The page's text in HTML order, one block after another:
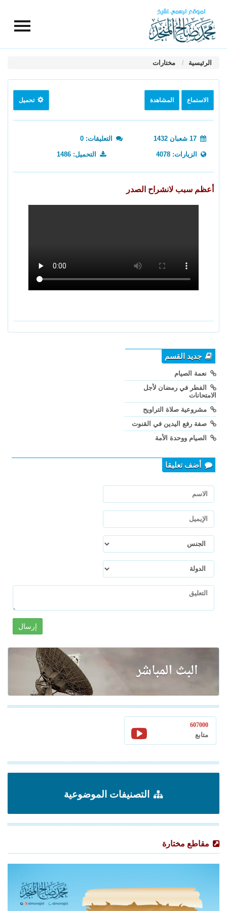
الرئيسية مختارات
الاستماع المشاهدة تحميل
التعليقات: 0
الزيارات: 4078 التحميل: 1486
أعظم سبب لانشراح الصدر
جديد القسم
نعمة الصيام
الفطر في رمضان لأجل
الامتحانات
مشروعية صلاة التراويح
صفة رفع اليدين في القنوت
الصيام ووحدة الأمة
أضف تعليقا
إرسال
607000
متابع
التصنيفات الموضوعية
مقاطع مختارة